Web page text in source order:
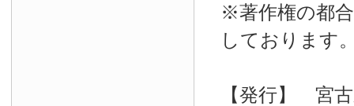
※著作権の都
しております
【発行】 宮